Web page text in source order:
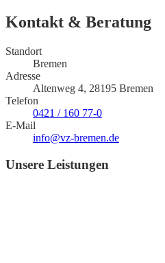
Kontakt & Beratung
Standort
Bremen
Adresse
Altenweg 4, 28195 Bremen
Telefon
0421 / 160 77-0
E-Mail
info@vz-bremen.de
Unsere Leistungen